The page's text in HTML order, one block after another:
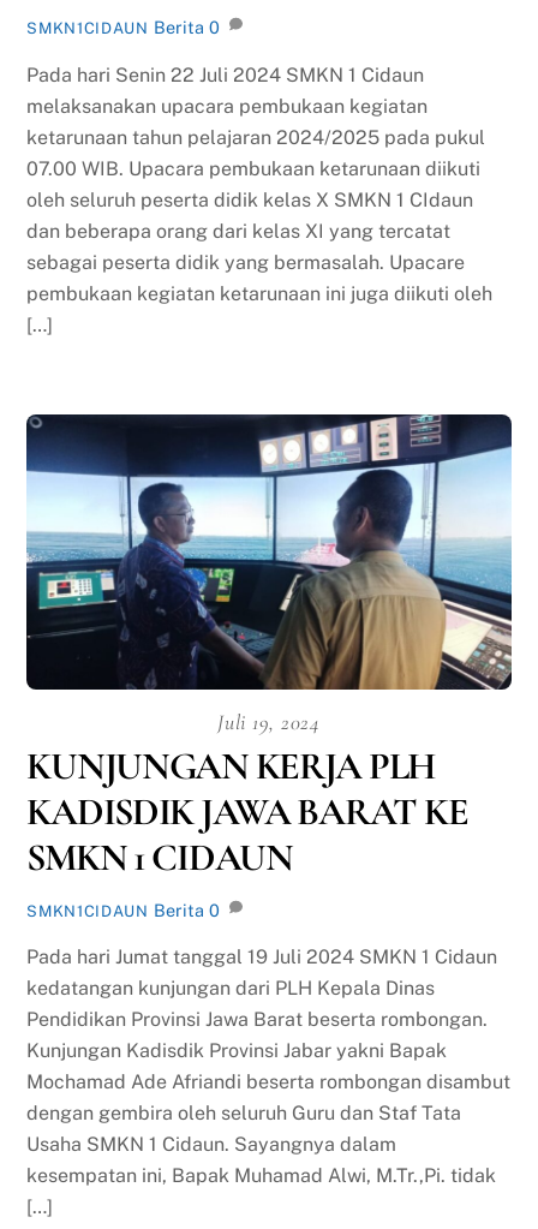
SMKN1CIDAUN Berita 0
Pada hari Senin 22 Juli 2024 SMKN 1 Cidaun
melaksanakan upacara pembukaan kegiatan
ketarunaan tahun pelajaran 2024/2025 pada pukul
07.00 WIB. Upacara pembukaan ketarunaan diikuti
oleh seluruh peserta didik kelas X SMKN 1 CIdaun
dan beberapa orang dari kelas XI yang tercatat
sebagai peserta didik yang bermasalah. Upacare
pembukaan kegiatan ketarunaan ini juga diikuti oleh
[…]
Juli 19, 2024
KUNJUNGAN KERJA PLH
KADISDIK JAWA BARAT KE
SMKN 1 CIDAUN
SMKN1CIDAUN Berita 0
Pada hari Jumat tanggal 19 Juli 2024 SMKN 1 Cidaun
kedatangan kunjungan dari PLH Kepala Dinas
Pendidikan Provinsi Jawa Barat beserta rombongan.
Kunjungan Kadisdik Provinsi Jabar yakni Bapak
Mochamad Ade Afriandi beserta rombongan disambut
dengan gembira oleh seluruh Guru dan Staf Tata
Usaha SMKN 1 Cidaun. Sayangnya dalam
kesempatan ini, Bapak Muhamad Alwi, M.Tr.,Pi. tidak
[…]